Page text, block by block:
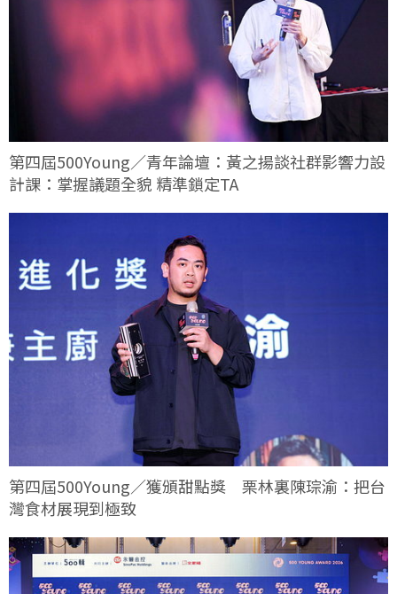
第四屆500Young／青年論壇：黃之揚談社群影響力設
計課：掌握議題全貌 精準鎖定TA
第四屆500Young／獲頒甜點獎 栗林裏陳琮渝：把台
灣食材展現到極致